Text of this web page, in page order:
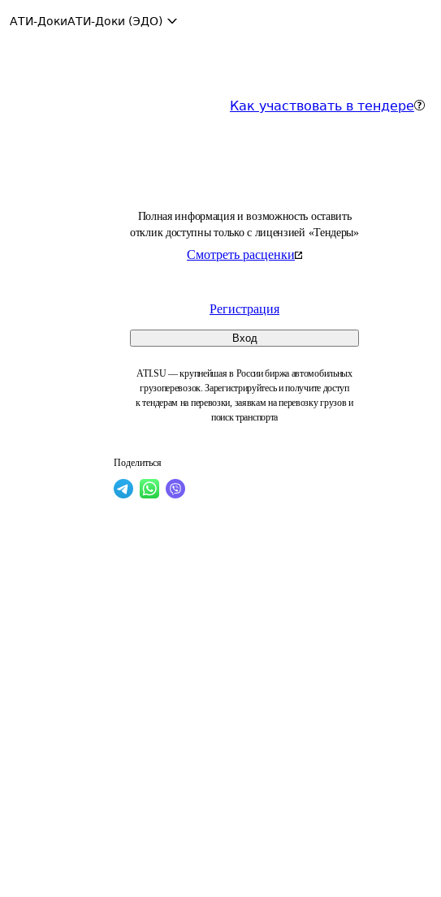
АТИ-ДокиАТИ-Доки (ЭДО)
Как участвовать в тендере
Полная информация и возможность оставить
отклик доступны только с лицензией «Тендеры»
Смотреть расценки
Регистрация
Вход
ATI.SU — крупнейшая в России биржа автомобильных
грузоперевозок. Зарегистрируйтесь и получите доступ
к тендерам на перевозки, заявкам на перевозку грузов и
поиск транспорта
Поделиться